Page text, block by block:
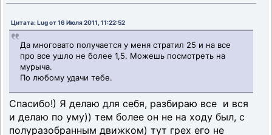
Цитата: Lug от 16 Июля 2011, 11:22:52
Да многовато получается у меня стратил 25 и на все
про все ушло не более 1,5. Можешь посмотреть на
мурыча.
По любому удачи тебе.
Спасибо!) Я делаю для себя, разбираю все и вся
и делаю по уму)) тем более он не на ходу был, с
полуразобранным движком) тут грех его не